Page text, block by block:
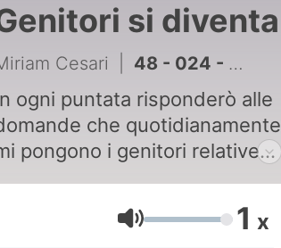
si diventa
Cesari 48 - 024 - Quali sono le tappe per togliere il ciuccio
ogni puntata risponderò alle
che quotidianamente
pongono i genitori relative
Volumen 1 x